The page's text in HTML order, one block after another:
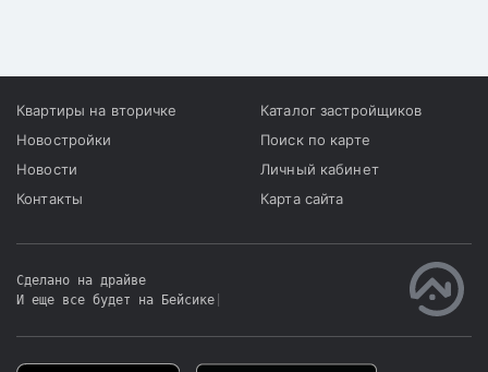
Квартиры на вторичке
Новостройки
Новости
Контакты
Каталог застройщиков
Поиск по карте
Личный кабинет
Карта сайта
Сделано на драйве
И еще все будет на Бейсике